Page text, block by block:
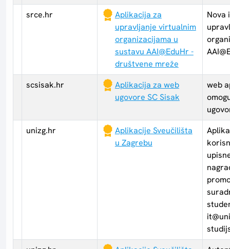
srce.hr
Aplikacija za
upravljanje virtualnim
organizacijama u
sustavu AAI@EduHr -
društvene mreže
Nova
scsisak.hr
Aplikacija za web
ugovore SC Sisak
web
unizg.hr
Aplikacije Sveučilišta
u Zagrebu